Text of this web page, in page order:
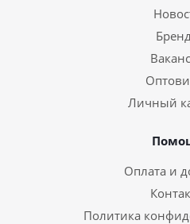
Личный
Оплата и
Политика